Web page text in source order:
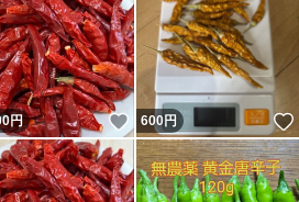
！
円 いいね！
600円